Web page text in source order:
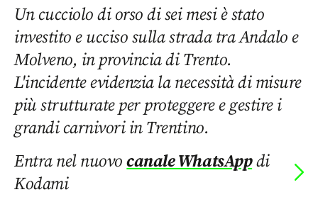
Un cucciolo di orso di sei mesi è stato
investito e ucciso sulla strada tra Andalo e
Molveno, in provincia di Trento.
L'incidente evidenzia la necessità di misure
più strutturate per proteggere e gestire i
grandi carnivori in Trentino.
Entra nel nuovocanale WhatsAppdi
Kodami